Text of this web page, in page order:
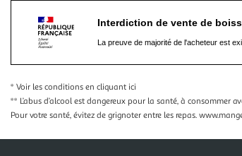
Interdiction de vente de
La preuve de majorité de l'acheteur est
* Voir les conditions en cliquant ici
** L’abus d’alcool est dangereux pour la santé, à consommer
Pour votre santé, évitez de grignoter entre les repas.